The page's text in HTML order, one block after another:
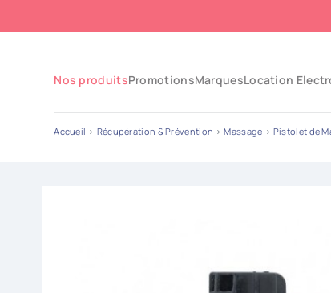
Nos produitsPromotionsMarquesLocation
Accueil Récupération & Prévention Massage Pistolet de